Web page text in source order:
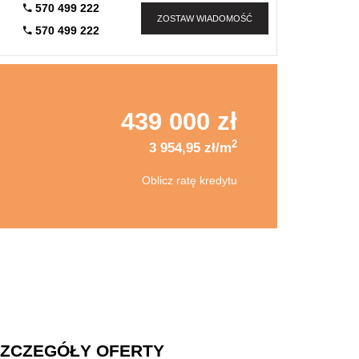
570 499 222
570 499 222
ZOSTAW WIADOMOŚĆ
439 000 zł
3 954,95 zł/m2
Oblicz ratę kredytu
OFERTY